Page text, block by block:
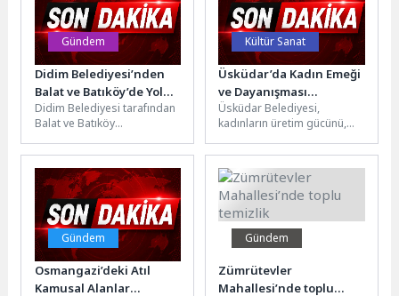
Gündem
Didim Belediyesi’nden
Balat ve Batıköy’de Yol
Çalışması
Didim Belediyesi tarafından
Balat ve Batıköy
düzenleme çalışmaları
sürdürülüyor.Gerçekleştirilen
çalışmalar kapsamında...
Kültür Sanat
Üsküdar’da Kadın Emeği
ve Dayanışması
Festivalde Buluşuyor
Üsküdar Belediyesi,
kadınların üretim gücünü,
dayanışma kültürünü
görünür kılmak amacıyla
“Üreten Kadınlar...
Gündem
Osmangazi’deki Atıl
Kamusal Alanlar
Gündem
Zümrütevler
Mahallesi’nde toplu